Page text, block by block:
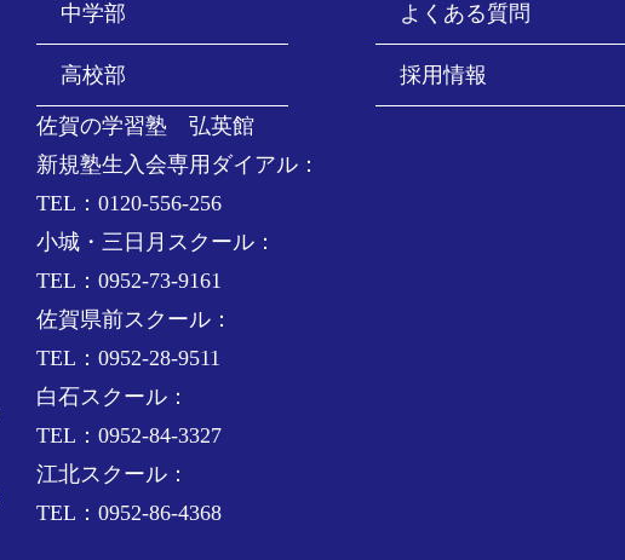
中学部
高校部
佐賀の学習塾 弘英館
新規塾生入会専用ダイアル：
TEL：0120-556-256
小城・三日月スクール：
TEL：0952-73-9161
佐賀県前スクール：
TEL：0952-28-9511
白石スクール：
TEL：0952-84-3327
江北スクール：
TEL：0952-86-4368
よくある質問
採用情報